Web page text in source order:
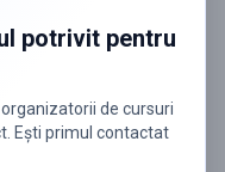
potrivit pentru
de cursuri
Ești primul contactat